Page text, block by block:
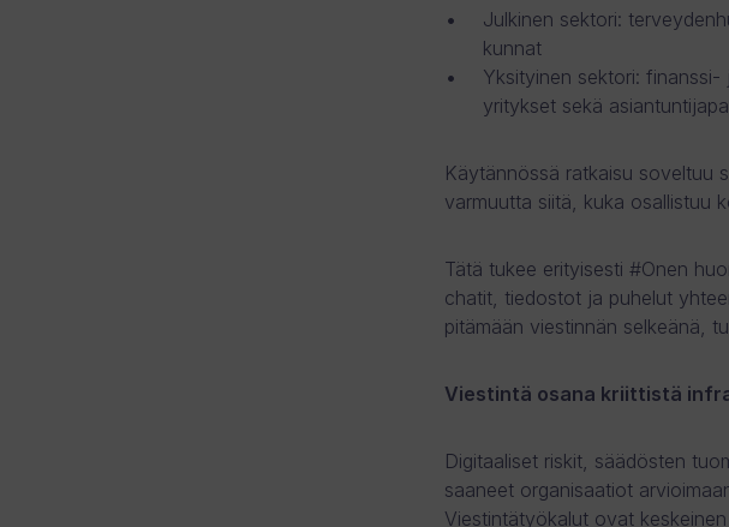
Julkinen sektori:
kunnat
Yksityinen sektori:
yritykset sekä
Käytännössä ratkaisu soveltuu
varmuutta siitä, kuka osallistuu
Tätä tukee erityisesti #Onen
chatit, tiedostot ja puhelut
pitämään viestinnän selkeänä,
Viestintä osana kriittistä
Digitaaliset riskit, säädösten
saaneet organisaatiot
Viestintätyökalut ovat